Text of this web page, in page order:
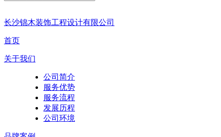
长沙锦木装饰工程设计有限公司
首页
关于我们
公司简介
服务优势
服务流程
发展历程
公司环境